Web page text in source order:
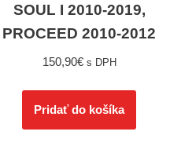
SOUL I 2010-2019,
PROCEED 2010-2012
150,90€ s DPH
Pridať do košíka